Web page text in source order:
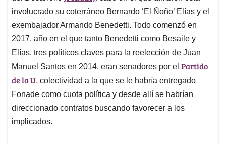
involucrado su coterráneo Bernardo ‘El Ñoño’ Elías y el
exembajador Armando Benedetti. Todo comenzó en
2017, año en el que tanto Benedetti como Besaile y
Elías, tres políticos claves para la reelección de Juan
Manuel Santos en 2014, eran senadores por el Partido
de la U, colectividad a la que se le habría entregado
Fonade como cuota política y desde allí se habrían
direccionado contratos buscando favorecer a los
implicados.